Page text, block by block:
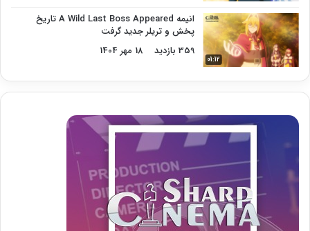
01:12
انیمه A Wild Last Boss Appeared تاریخ
پخش و تریلر جدید گرفت
359 بازدید
18 مهر 1404